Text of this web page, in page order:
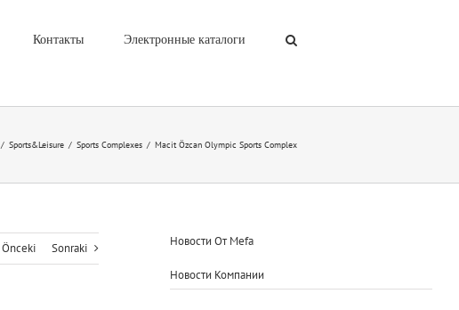
Контакты Электронные каталоги
/ Sports&Leisure / Sports Complexes / Macit Özcan Olympic Sports Complex
Önceki Sonraki Новости От Mefa
Новости Компании